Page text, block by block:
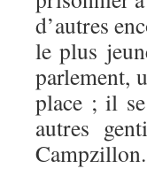
d’autres
le plus
parlement,
place ; il
autres
Campzillon.